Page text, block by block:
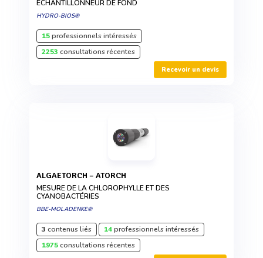
ÉCHANTILLONNEUR DE FOND
HYDRO-BIOS®
15professionnels intéressés
2253 consultations récentes
Recevoir un devis
ALGAETORCH – ATORCH
MESURE DE LA CHLOROPHYLLE ET DES
CYANOBACTÉRIES
BBE-MOLADENKE®
3 contenus liés 14professionnels intéressés
1975consultations récentes